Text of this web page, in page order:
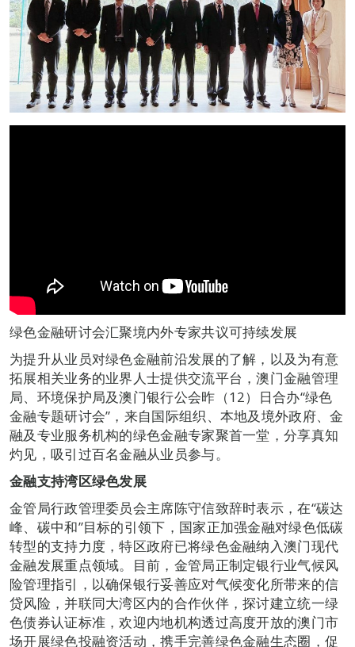
绿色金融研讨会汇聚境内外专家共议可持续发展
为提升从业员对绿色金融前沿发展的了解，以及为有意
拓展相关业务的业界人士提供交流平台，澳门金融管理
局、环境保护局及澳门银行公会昨（12）日合办“绿色
金融专题研讨会”，来自国际组织、本地及境外政府、金
融及专业服务机构的绿色金融专家聚首一堂，分享真知
灼见，吸引过百名金融从业员参与。
金融支持湾区绿色发展
金管局行政管理委员会主席陈守信致辞时表示，在“碳达
峰、碳中和”目标的引领下，国家正加强金融对绿色低碳
转型的支持力度，特区政府已将绿色金融纳入澳门现代
金融发展重点领域。目前，金管局正制定银行业气候风
险管理指引，以确保银行妥善应对气候变化所带来的信
贷风险，并联同大湾区内的合作伙伴，探讨建立统一绿
色债券认证标准，欢迎内地机构透过高度开放的澳门市
场开展绿色投融资活动，携手完善绿色金融生态圈，促